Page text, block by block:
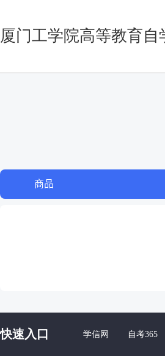
商品